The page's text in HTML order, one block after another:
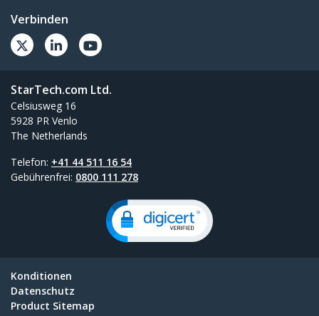
Verbinden
StarTech.com Ltd.
Celsiusweg 16
5928 PR Venlo
The Netherlands
Telefon: +41 44 511 16 54
Gebührenfrei: 0800 111 278
Konditionen
Datenschutz
Product Sitemap